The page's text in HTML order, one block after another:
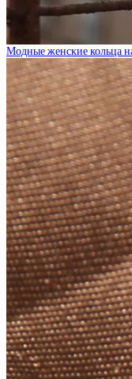
Модные женские кольца